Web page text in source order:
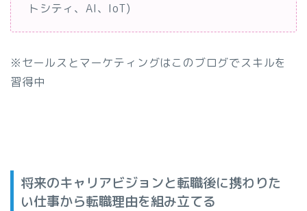
トシティ、AI、IoT)
※セールスとマーケティングはこのブログでスキルを
習得中
将来のキャリアビジョンと転職後に携わりた
い仕事から転職理由を組み立てる